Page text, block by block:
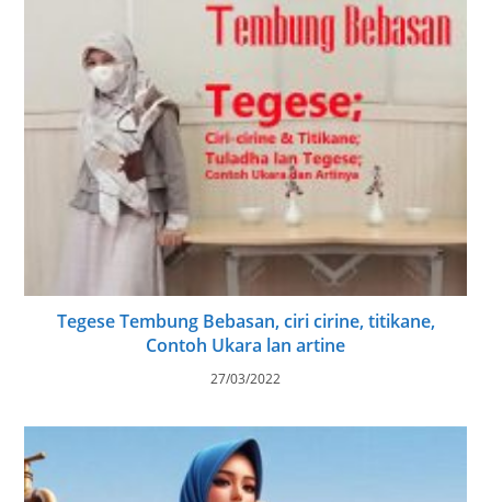
Tegese Tembung Bebasan, ciri cirine, titikane,
Contoh Ukara lan artine
27/03/2022